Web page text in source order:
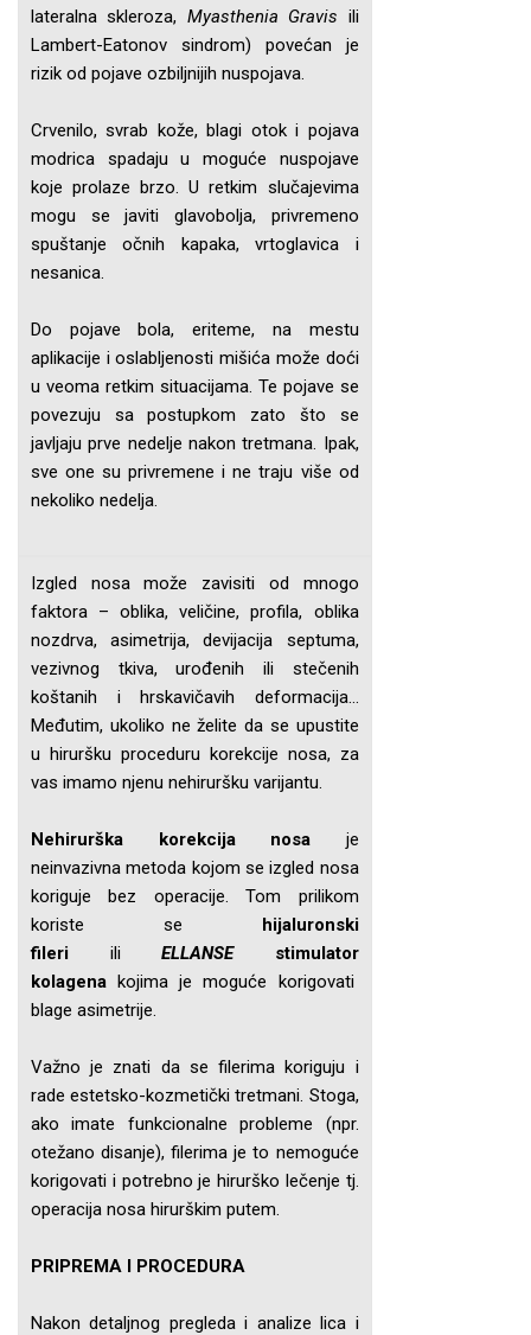
lateralna skleroza, Myasthenia Gravis ili
Lambert-Eatonov sindrom) povećan je
rizik od pojave ozbiljnijih nuspojava.
Crvenilo, svrab kože, blagi otok i pojava
modrica spadaju u moguće nuspojave
koje prolaze brzo. U retkim slučajevima
mogu se javiti glavobolja, privremeno
spuštanje očnih kapaka, vrtoglavica i
nesanica.
Do pojave bola, eriteme, na mestu
aplikacije i oslabljenosti mišića može doći
u veoma retkim situacijama. Te pojave se
povezuju sa postupkom zato što se
javljaju prve nedelje nakon tretmana. Ipak,
sve one su privremene i ne traju više od
nekoliko nedelja.
Izgled nosa može zavisiti od mnogo
faktora – oblika, veličine, profila, oblika
nozdrva, asimetrija, devijacija septuma,
vezivnog tkiva, urođenih ili stečenih
koštanih i hrskavičavih deformacija…
Međutim, ukoliko ne želite da se upustite
u hiruršku proceduru korekcije nosa, za
vas imamo njenu nehiruršku varijantu.
Nehirurška korekcija nosa je
neinvazivna metoda kojom se izgled nosa
koriguje bez operacije. Tom prilikom
koriste se hijaluronski
fileri iliELLANSE stimulator
kolagena kojima je moguće korigovati
blage asimetrije.
Važno je znati da se filerima koriguju i
rade estetsko-kozmetički tretmani. Stoga,
ako imate funkcionalne probleme (npr.
otežano disanje), filerima je to nemoguće
korigovati i potrebno je hirurško lečenje tj.
operacija nosa hirurškim putem.
PRIPREMA I PROCEDURA
Nakon detaljnog pregleda i analize lica i